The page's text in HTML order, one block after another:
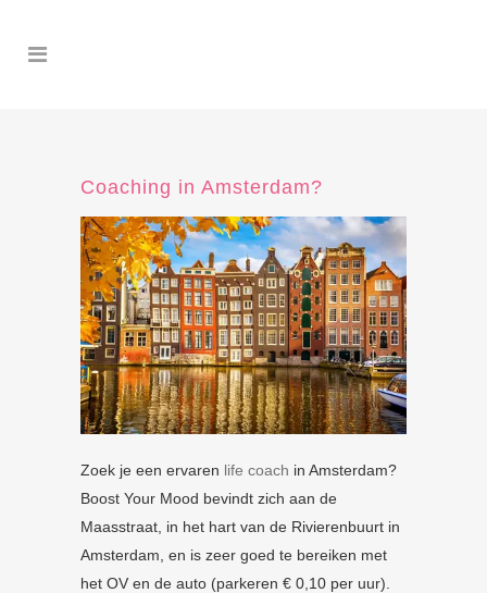
Coaching in Amsterdam?
Zoek je een ervaren life coach in Amsterdam?
Boost Your Mood bevindt zich aan de
Maasstraat, in het hart van de Rivierenbuurt in
Amsterdam, en is zeer goed te bereiken met
het OV en de auto (parkeren € 0,10 per uur).